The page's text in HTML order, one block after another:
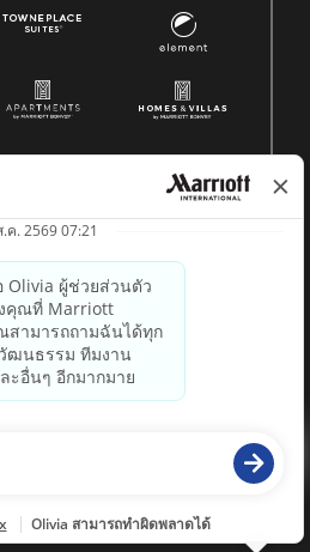
กรรมสิทธิ์ของ Marriott
paradox.ai